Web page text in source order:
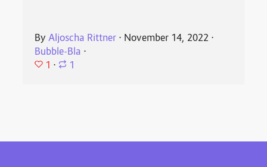
ByAljoscha Rittner ⋅ November 14, 2022 ⋅
Bubble-Bla ⋅
1 ⋅ 1